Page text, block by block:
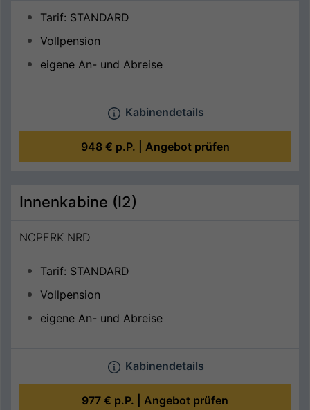
Tarif: STANDARD
Vollpension
eigene An- und Abreise
Kabinendetails
948 € p.P. | Angebot prüfen
Innenkabine (I2)
NOPERK NRD
Tarif: STANDARD
Vollpension
eigene An- und Abreise
Kabinendetails
977 € p.P. | Angebot prüfen